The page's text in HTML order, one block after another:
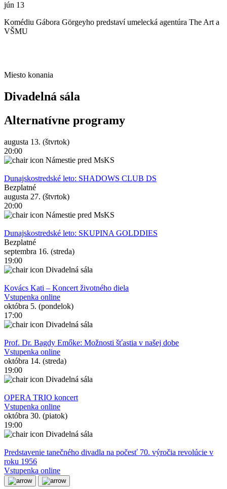
jún 13
Komédiu Gábora Görgeyho predstaví umelecká agentúra The Art a
VŠMU
Miesto konania
Divadelná sála
Alternatívne programy
augusta 13. (štvrtok)
20:00
Námestie pred MsKS
Dunajskostredské leto: SHADOWS CLUB DS
Bezplatné
augusta 27. (štvrtok)
20:00
Námestie pred MsKS
Dunajskostredské leto: SKUPINA GOLDDIES
Bezplatné
septembra 16. (streda)
19:00
Divadelná sála
Kovács Kati – Koncert životného diela
Vstupenka online
októbra 5. (pondelok)
17:00
Divadelná sála
Prof. Dr. Bagdy Emőke: Možnosti šťastia v našej dobe
Vstupenka online
októbra 14. (streda)
19:00
Divadelná sála
OPERA TRIO koncert
Vstupenka online
októbra 30. (piatok)
19:00
Divadelná sála
Predstavenie tanečného divadla na počesť 70. výročia revolúcie v
roku 1956
Vstupenka online